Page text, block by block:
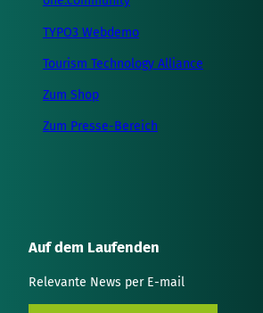
TYPO3 Webdemo
Tourism Technology Alliance
Zum Shop
Zum Presse-Bereich
Auf dem Laufenden
Relevante News per E-mail